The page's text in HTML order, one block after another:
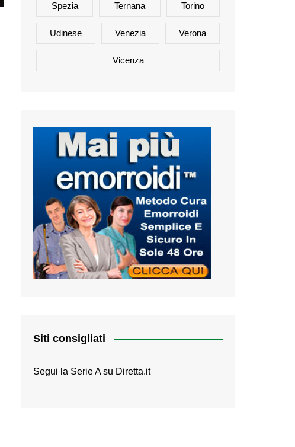
Spezia Ternana Torino
Udinese Venezia Verona
Vicenza
Siti consigliati
Segui la Serie A su Diretta.it